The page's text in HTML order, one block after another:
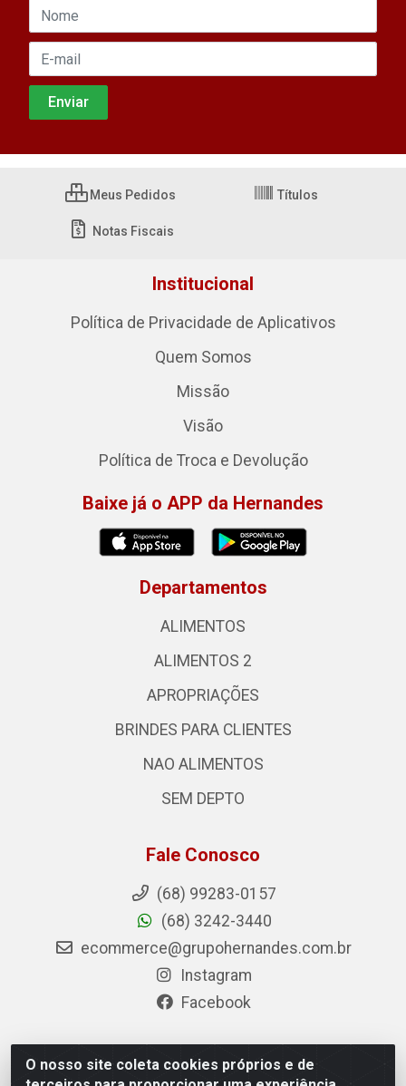
O nosso site coleta cookies próprios e de
Meus Pedidos Títulos
Notas Fiscais
Institucional
Política de Privacidade de Aplicativos
Quem Somos
Missão
Visão
Política de Troca e Devolução
Baixe já o APP da Hernandes
Departamentos
ALIMENTOS
ALIMENTOS 2
APROPRIAÇÕES
BRINDES PARA CLIENTES
NAO ALIMENTOS
SEM DEPTO
Fale Conosco
(68) 99283-0157
(68) 3242-3440
ecommerce@grupohernandes.com.br
Instagram
Facebook
Hernandes - Atacado e Distribuições - Rodovia